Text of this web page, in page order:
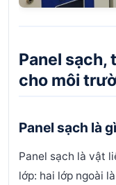
Panel sạch,
cho môi
Panel sạch là
Panel sạch là vật
lớp: hai lớp ngoài